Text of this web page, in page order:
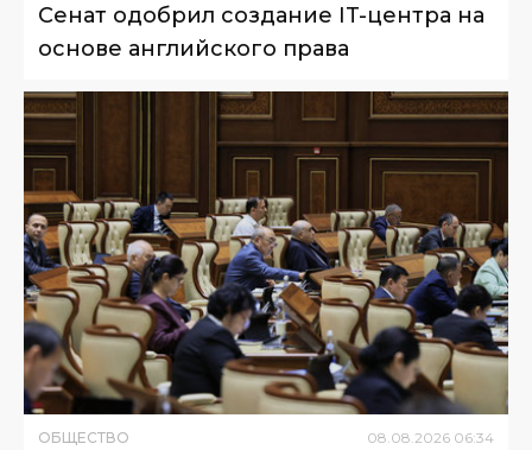
Сенат одобрил создание IT-центра на
основе английского права
ОБЩЕСТВО 08.08.2026 06:34